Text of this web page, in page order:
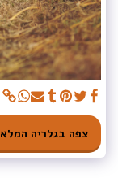
צפה בגלריה המלאה